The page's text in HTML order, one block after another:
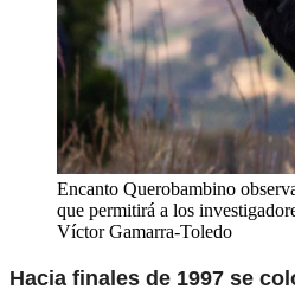
Encanto Querobambino
que permitirá a los
Víctor Gamarra-Toledo
Hacia finales de 1997 se